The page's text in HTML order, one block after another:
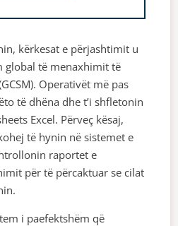
kërkesat e përjashtimit u
global të menaxhimit të
Operativët më pas
të dhëna dhe t’i shfletonin
Excel. Përveç kësaj,
të hynin në sistemet e
raportet e
për të përcaktuar se cilat
i paefektshëm që